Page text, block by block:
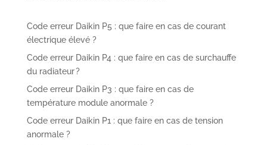
Code erreur Daikin P5 : que faire en cas de courant
électrique élevé ?
Code erreur Daikin P4 : que faire en cas de surchauffe
du radiateur ?
Code erreur Daikin P3 : que faire en cas de
température module anormale ?
Code erreur Daikin P1 : que faire en cas de tension
anormale ?